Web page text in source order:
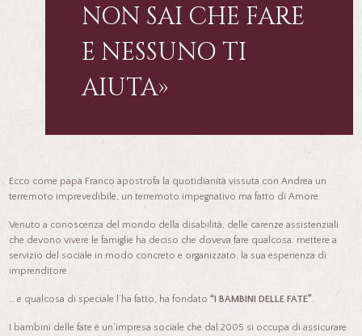
NON SAI CHE FARE
E NESSUNO TI
AIUTA»
Ecco come papà Franco apostrofa la quotidianità vissuta con Andrea un
terremoto imprevedibile, un terremoto impegnativo ma fatto di Amore.
Venuto a conoscenza del mondo della disabilità, delle carenze assistenziali
che devono vivere le famiglie ha deciso che doveva fare qualcosa: mettere a
servizio del sociale in modo concreto e organizzato, la sua esperienza di
imprenditore.
… e qualcosa di speciale l’ha fatto, ha fondato“I BAMBINI DELLE FATE”.
I bambini delle fate è un’impresa sociale che dal 2005 si occupa di assicurare